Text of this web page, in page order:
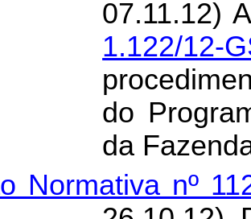
07.11.12)
1.122/12-
do
da
Normativa nº